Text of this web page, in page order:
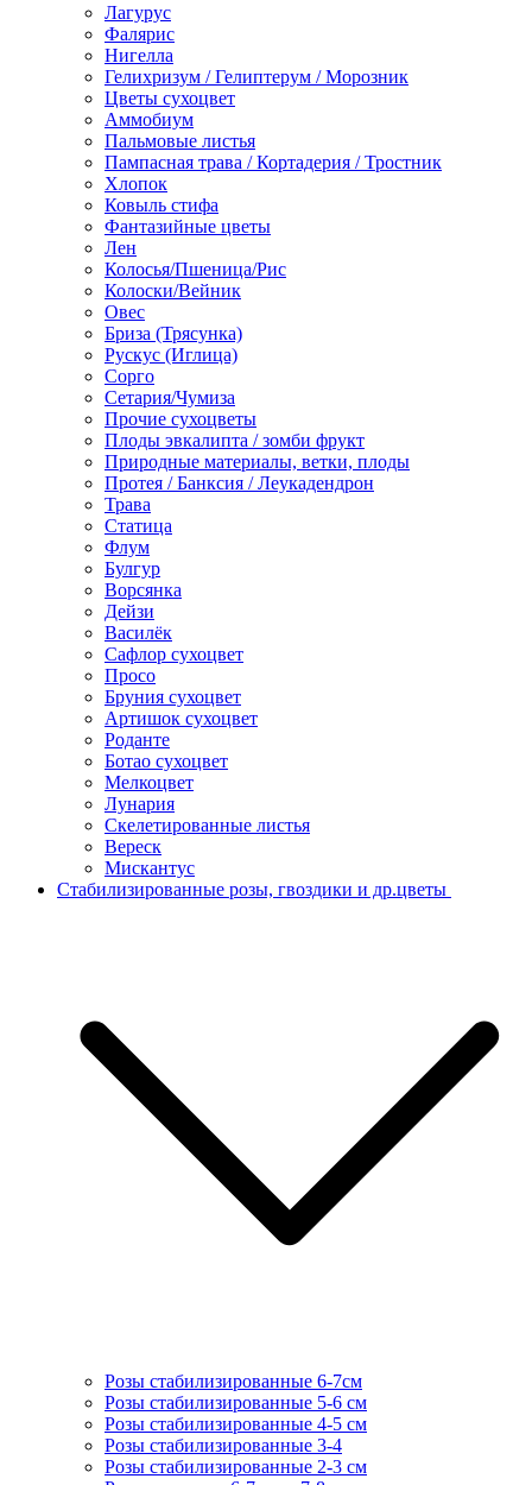
Лагурус
Фалярис
Нигелла
Гелихризум / Гелиптерум / Морозник
Цветы сухоцвет
Аммобиум
Пальмовые листья
Пампасная трава / Кортадерия / Тростник
Хлопок
Ковыль стифа
Фантазийные цветы
Лен
Колосья/Пшеница/Рис
Колоски/Вейник
Овес
Бриза (Трясунка)
Рускус (Иглица)
Сорго
Сетария/Чумиза
Прочие сухоцветы
Плоды эвкалипта / зомби фрукт
Природные материалы, ветки, плоды
Протея / Банксия / Леукадендрон
Трава
Статица
Флум
Булгур
Ворсянка
Дейзи
Василёк
Сафлор сухоцвет
Просо
Бруния сухоцвет
Артишок сухоцвет
Роданте
Ботао сухоцвет
Мелкоцвет
Лунария
Скелетированные листья
Вереск
Мискантус
Стабилизированные розы, гвоздики и др.цветы
Розы стабилизированные 6-7см
Розы стабилизированные 5-6 см
Розы стабилизированные 4-5 см
Розы стабилизированные 3-4
Розы стабилизированные 2-3 см